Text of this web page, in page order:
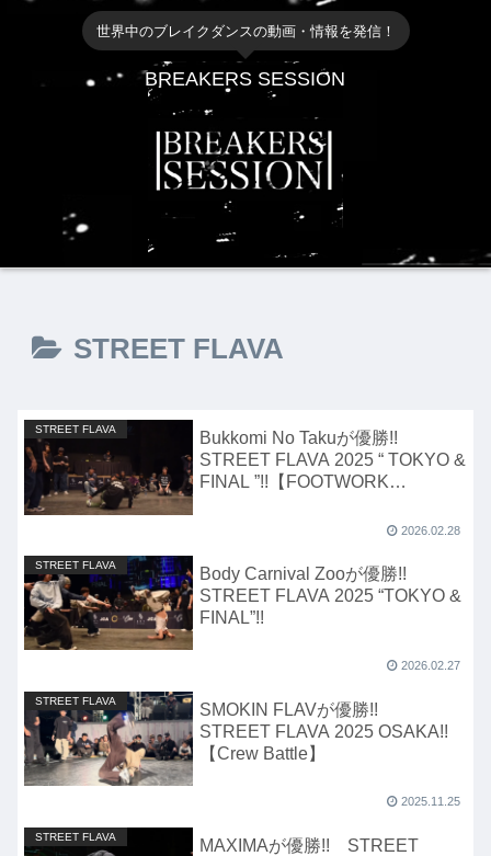
世界中のブレイクダンスの動画・情報を発信！
BREAKERS SESSION
STREET FLAVA
STREET FLAVA
Bukkomi No Takuが優勝!!
STREET FLAVA 2025 “ TOKYO &
FINAL ”!!【FOOTWORK
2026.02.28
STREET FLAVA
Body Carnival Zooが優勝!!
STREET FLAVA 2025 “TOKYO &
FINAL”!!
2026.02.27
STREET FLAVA
SMOKIN FLAVが優勝!!
STREET FLAVA 2025 OSAKA!!
【Crew Battle】
2025.11.25
STREET FLAVA
MAXIMAが優勝!! STREET